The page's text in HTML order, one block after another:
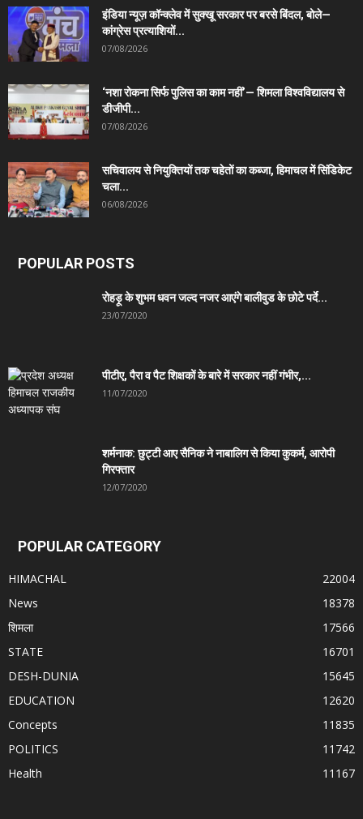
इंडिया न्यूज़ कॉन्क्लेव में सुक्खू सरकार पर बरसे बिंदल, बोले—
कांग्रेस प्रत्याशियों...
07/08/2026
‘नशा रोकना सिर्फ पुलिस का काम नहीं’— शिमला विश्वविद्यालय से
डीजीपी...
07/08/2026
सचिवालय से नियुक्तियों तक चहेतों का कब्जा, हिमाचल में सिंडिकेट
चला...
06/08/2026
POPULAR POSTS
रोहड़ू के शुभम धवन जल्द नजर आएंगे बालीवुड के छोटे पर्दे...
23/07/2020
पीटीए, पैरा व पैट शिक्षकों के बारे में सरकार नहीं गंभीर,...
11/07/2020
शर्मनाक: छुट्टी आए सैनिक ने नाबालिग से किया कुकर्म, आरोपी
गिरफ्तार
12/07/2020
POPULAR CATEGORY
HIMACHAL
22004
News
18378
शिमला
17566
STATE
16701
DESH-DUNIA
15645
EDUCATION
12620
Concepts
11835
POLITICS
11742
Health
11167